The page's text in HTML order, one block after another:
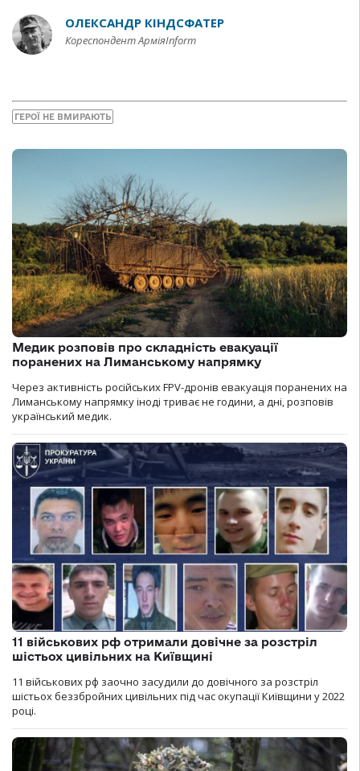
ОЛЕКСАНДР КІНДСФАТЕР
Кореспондент АрміяInform
ГЕРОЇ НЕ ВМИРАЮТЬ
Медик розповів про складність евакуації
поранених на Лиманському напрямку
Через активність російських FPV-дронів евакуація поранених на
Лиманському напрямку іноді триває не години, а дні, розповів
український медик.
11 військових рф отримали довічне за розстріл
шістьох цивільних на Київщині
11 військових рф заочно засудили до довічного за розстріл
шістьох беззбройних цивільних під час окупації Київщини у 2022
році.